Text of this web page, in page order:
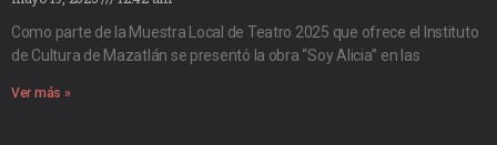
Como parte de la Muestra Local de Teatro 2025 que ofrece el Instituto
de Cultura de Mazatlán se presentó la obra “Soy Alicia” en las
Ver más »